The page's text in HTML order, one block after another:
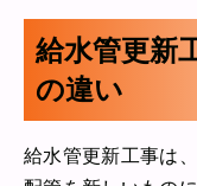
給水管更新
の違い
給水管更新工事は